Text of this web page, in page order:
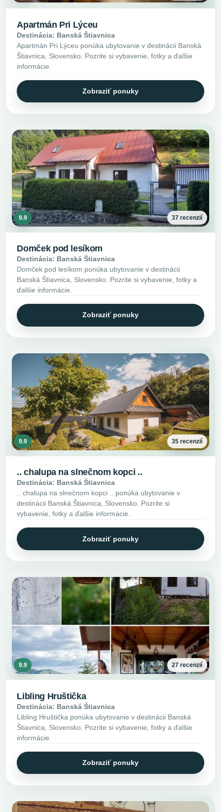
Apartmán Pri Lýceu
Destinácia: Banská Štiavnica
Apartmán Pri Lýceu ponúka ubytovanie v destinácii Banská
Štiavnica, Slovensko. Pozrite si vybavenie, fotky a ďalšie
informácie.
Zobraziť ponuky
9.9 37 recenzií
Domček pod lesíkom
Destinácia: Banská Štiavnica
Domček pod lesíkom ponúka ubytovanie v destinácii
Banská Štiavnica, Slovensko. Pozrite si vybavenie, fotky a
ďalšie informácie.
Zobraziť ponuky
9.9 35 recenzií
.. chalupa na slnečnom kopci ..
Destinácia: Banská Štiavnica
.. chalupa na slnečnom kopci .. ponúka ubytovanie v
destinácii Banská Štiavnica, Slovensko. Pozrite si
vybavenie, fotky a ďalšie informácie.
Zobraziť ponuky
9.9 27 recenzií
Libling Hruštička
Destinácia: Banská Štiavnica
Libling Hruštička ponúka ubytovanie v destinácii Banská
Štiavnica, Slovensko. Pozrite si vybavenie, fotky a ďalšie
informácie.
Zobraziť ponuky